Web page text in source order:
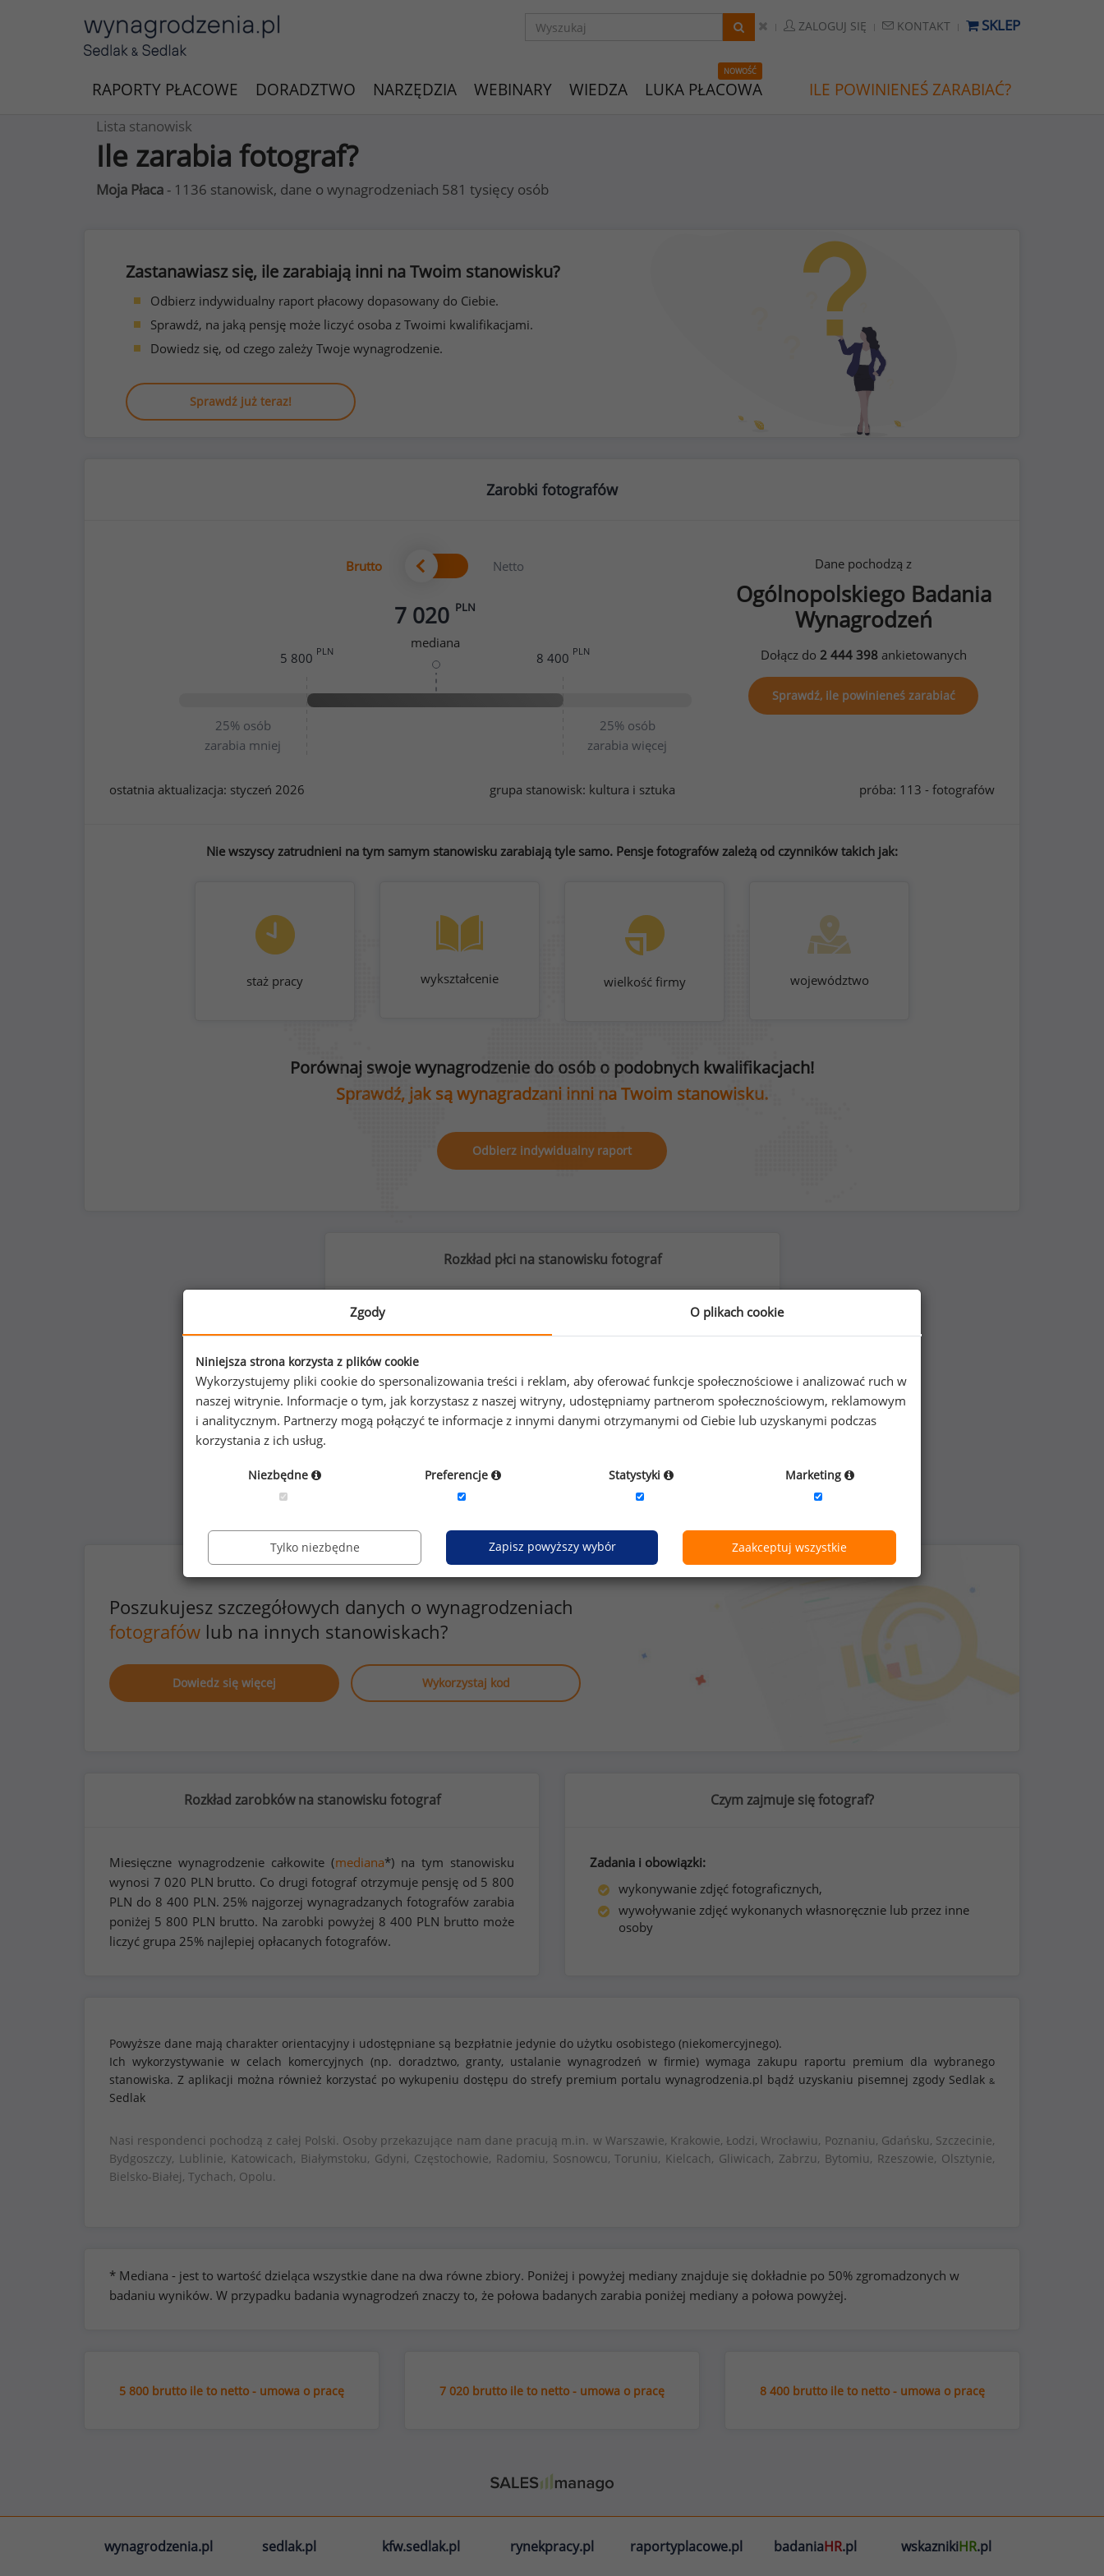
ZALOGUJ SIĘ KONTAKT SKLEP
RAPORTY PŁACOWE DORADZTWO NARZĘDZIA WEBINARY WIEDZA
NOWOŚĆ
LUKA PŁACOWA ILE POWINIENEŚ ZARABIAĆ?
Lista stanowisk
Ile zarabia fotograf?
Moja Płaca - 1136 stanowisk, dane o wynagrodzeniach 581 tysięcy osób
Zastanawiasz się, ile zarabiają inni na Twoim stanowisku?
Odbierz indywidualny raport płacowy dopasowany do Ciebie.
Sprawdź, na jaką pensję może liczyć osoba z Twoimi kwalifikacjami.
Dowiedz się, od czego zależy Twoje wynagrodzenie.
Sprawdź już teraz!
Zarobki fotografów
Brutto Netto
7 020 PLN
mediana
25% osób
zarabia mniej
25% osób
zarabia więcej
5 800 PLN 8 400 PLN
Dane pochodzą z
Ogólnopolskiego Badania
Wynagrodzeń
Dołącz do 2 444 398ankietowanych
Sprawdź, ile powinieneś zarabiać
ostatnia aktualizacja: styczeń 2026 grupa stanowisk: kultura i sztuka próba: 113 - fotografów
Nie wszyscy zatrudnieni na tym samym stanowisku zarabiają tyle samo. Pensje fotografów zależą od czynników takich jak:
staż pracy wykształcenie wielkość firmy województwo
Porównaj swoje wynagrodzenie do osób o podobnych kwalifikacjach!
Sprawdź, jak są wynagradzani inni na Twoim stanowisku.
Odbierz indywidualny raport
Rozkład płci na stanowisku fotograf
Poszukujesz szczegółowych danych o wynagrodzeniach
fotografów lub na innych stanowiskach?
Dowiedz się więcej Wykorzystaj kod
Rozkład zarobków na stanowisku fotograf
Miesięczne wynagrodzenie całkowite (mediana*) na tym stanowisku
wynosi 7 020 PLN brutto. Co drugi fotograf otrzymuje pensję od 5 800
PLN do 8 400 PLN. 25% najgorzej wynagradzanych fotografów zarabia
poniżej 5 800 PLN brutto. Na zarobki powyżej 8 400 PLN brutto może
liczyć grupa 25% najlepiej opłacanych fotografów.
Czym zajmuje się fotograf?
Zadania i obowiązki:
wykonywanie zdjęć fotograficznych,
wywoływanie zdjęć wykonanych własnoręcznie lub przez inne
osoby
Powyższe dane mają charakter orientacyjny i udostępniane są bezpłatnie jedynie do użytku osobistego (niekomercyjnego).
Ich wykorzystywanie w celach komercyjnych (np. doradztwo, granty, ustalanie wynagrodzeń w firmie) wymaga zakupu raportu premium dla wybranego
stanowiska. Z aplikacji można również korzystać po wykupeniu dostępu do strefy premium portalu wynagrodzenia.pl bądź uzyskaniu pisemnej zgody Sedlak &
Sedlak
Nasi respondenci pochodzą z całej Polski. Osoby przekazujące nam dane pracują m.in. w Warszawie, Krakowie, Łodzi, Wrocławiu, Poznaniu, Gdańsku, Szczecinie,
Bydgoszczy, Lublinie, Katowicach, Białymstoku, Gdyni, Częstochowie, Radomiu, Sosnowcu, Toruniu, Kielcach, Gliwicach, Zabrzu, Bytomiu, Rzeszowie, Olsztynie,
Bielsko-Białej, Tychach, Opolu.
* Mediana - jest to wartość dzieląca wszystkie dane na dwa równe zbiory. Poniżej i powyżej mediany znajduje się dokładnie po 50% zgromadzonych w
badaniu wyników. W przypadku badania wynagrodzeń znaczy to, że połowa badanych zarabia poniżej mediany a połowa powyżej.
5 800 brutto ile to netto - umowa o pracę 7 020 brutto ile to netto - umowa o pracę 8 400 brutto ile to netto - umowa o pracę
wynagrodzenia.pl sedlak.pl kfw.sedlak.pl rynekpracy.pl raportyplacowe.pl badaniaHR.pl wskaznikiHR.pl
Zgody O plikach cookie
Niniejsza strona korzysta z plików cookie
Wykorzystujemy pliki cookie do spersonalizowania treści i reklam, aby oferować funkcje społecznościowe i analizować ruch w
naszej witrynie. Informacje o tym, jak korzystasz z naszej witryny, udostępniamy partnerom społecznościowym, reklamowym
i analitycznym. Partnerzy mogą połączyć te informacje z innymi danymi otrzymanymi od Ciebie lub uzyskanymi podczas
korzystania z ich usług.
Niezbędne Preferencje Statystyki Marketing
Tylko niezbędne Zapisz powyższy wybór Zaakceptuj wszystkie